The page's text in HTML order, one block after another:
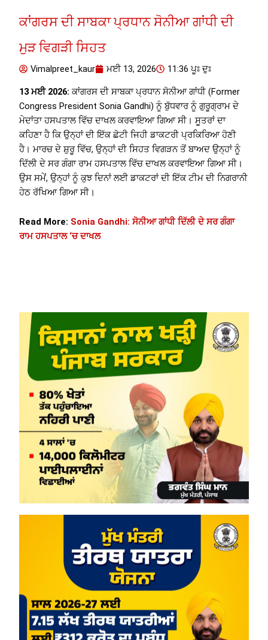
ਕਾਂਗਰਸ ਦੀ ਸਾਬਕਾ ਪ੍ਰਧਾਨ ਸੋਨੀਆ ਗਾਂਧੀ ਦੀ
ਮੁੜ ਵਿਗੜੀ ਸਿਹਤ
Vimalpreet_kaur ਮਈ 13, 2026 11:36 ਪੂਃ ਦੁਃ
13 ਮਈ 2026: ਕਾਂਗਰਸ ਦੀ ਸਾਬਕਾ ਪ੍ਰਧਾਨ ਸੋਨੀਆ ਗਾਂਧੀ (Former
Congress President Sonia Gandhi) ਨੂੰ ਬੁੱਧਵਾਰ ਨੂੰ ਗੁਰੂਗ੍ਰਾਮ ਦੇ
ਮੇਦਾਂਤਾ ਹਸਪਤਾਲ ਵਿੱਚ ਦਾਖਲ ਕਰਵਾਇਆ ਗਿਆ ਸੀ। ਸੂਤਰਾਂ ਦਾ
ਕਹਿਣਾ ਹੈ ਕਿ ਉਨ੍ਹਾਂ ਦੀ ਇੱਕ ਛੋਟੀ ਜਿਹੀ ਡਾਕਟਰੀ ਪ੍ਰਕਿਰਿਆ ਹੋਣੀ
ਹੈ। ਮਾਰਚ ਦੇ ਸ਼ੁਰੂ ਵਿੱਚ, ਉਨ੍ਹਾਂ ਦੀ ਸਿਹਤ ਵਿਗੜਨ ਤੋਂ ਬਾਅਦ ਉਨ੍ਹਾਂ ਨੂੰ
ਦਿੱਲੀ ਦੇ ਸਰ ਗੰਗਾ ਰਾਮ ਹਸਪਤਾਲ ਵਿੱਚ ਦਾਖਲ ਕਰਵਾਇਆ ਗਿਆ ਸੀ।
ਉਸ ਸਮੇਂ, ਉਨ੍ਹਾਂ ਨੂੰ ਕੁਝ ਦਿਨਾਂ ਲਈ ਡਾਕਟਰਾਂ ਦੀ ਇੱਕ ਟੀਮ ਦੀ ਨਿਗਰਾਨੀ
ਹੇਠ ਰੱਖਿਆ ਗਿਆ ਸੀ।
Read More: Sonia Gandhi: ਸੋਨੀਆ ਗਾਂਧੀ ਦਿੱਲੀ ਦੇ ਸਰ ਗੰਗਾ
ਰਾਮ ਹਸਪਤਾਲ ‘ਚ ਦਾਖਲ